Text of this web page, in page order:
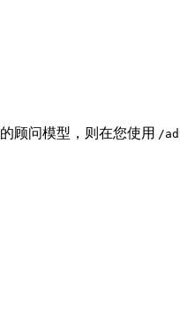
顾问模型，则在您使用 /